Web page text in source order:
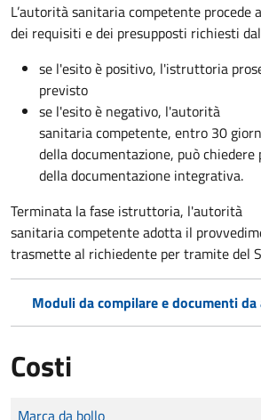
L’autorità sanitaria competente
dei requisiti e dei presupposti richiesti
se l'esito è positivo, l'istruttoria
previsto
se l'esito è negativo, l'autorità
sanitaria competente, entro 30
della documentazione, può
della documentazione integrativa.
Terminata la fase istruttoria, l'autorità
sanitaria competente adotta il
trasmette al richiedente per tramite del
Moduli da compilare e documenti da
Costi
Tipo di pagamento
Importo